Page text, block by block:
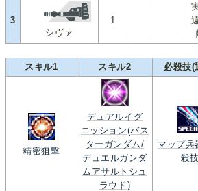
3
シヴァ
1
スキル1 スキル2 必殺技(
精密狙撃
デュアルイグ
ニッション(バス
ターガンダム/
デュエルガンダ
ムアサルトシュ
ラウド)
マップ兵
殺技